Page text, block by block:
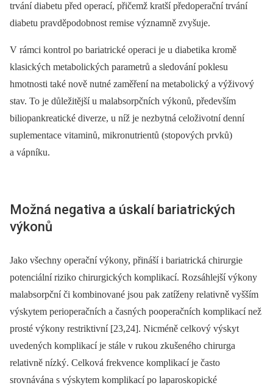
trvání diabetu před operací, přičemž kratší předoperační trvání
diabetu pravděpodobnost remise významně zvyšuje.
V rámci kontrol po bariatrické operaci je u diabetika kromě
klasických metabolických parametrů a sledování poklesu
hmotnosti také nově nutné zaměření na metabolický a výživový
stav. To je důležitější u malabsorpčních výkonů, především
biliopankreatické diverze, u níž je nezbytná celoživotní denní
suplementace vitaminů, mikronutrientů (stopových prvků)
a vápníku.
Možná negativa a úskalí bariatrických
výkonů
Jako všechny operační výkony, přináší i bariatrická chirurgie
potenciální riziko chirurgických komplikací. Rozsáhlejší výkony
malabsorpční či kombinované jsou pak zatíženy relativně vyšším
výskytem perioperačních a časných pooperačních komplikací než
prosté výkony restriktivní [23,24]. Nicméně celkový výskyt
uvedených komplikací je stále v rukou zkušeného chirurga
relativně nízký. Celková frekvence komplikací je často
srovnávána s výskytem komplikací po laparoskopické